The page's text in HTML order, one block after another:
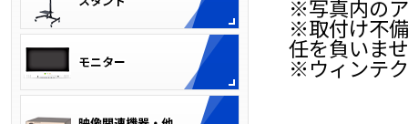
※写真内の
※取付け不
任を負いま
※ウィンテ